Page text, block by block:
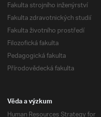
Fakulta strojního inženýrství
Fakulta zdravotnických studií
Fakulta životního prostředí
Filozofická fakulta
Pedagogická fakulta
Přírodovědecká fakulta
Věda a výzkum